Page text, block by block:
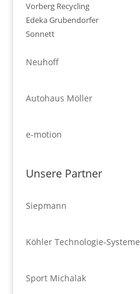
Vorberg Recycling
Edeka Grubendorfer
Sonnett
Neuhoff
Autohaus Möller
e-motion
Unsere Partner
Siepmann
Köhler Technologie-Systeme
Sport Michalak